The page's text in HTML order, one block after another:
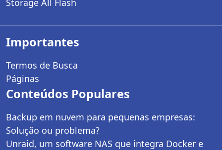
Importantes
Termos de Busca
Páginas
Conteúdos Populares
Backup em nuvem para pequenas empresas:
Solução ou problema?
Unraid, um software NAS que integra Docker e